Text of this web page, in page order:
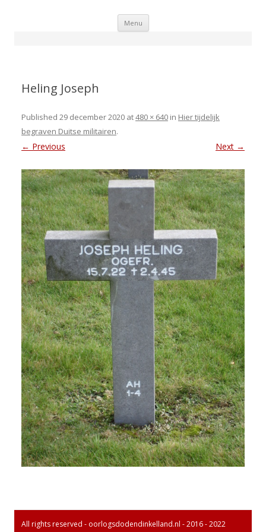
Menu Skip
Heling Joseph
Published 29 december 2020 at480 × 640 in Hier tijdelijk
begraven Duitse militairen.
← Previous Next →
All rights reserved - oorlogsdodendinkelland.nl - 2016 - 2022